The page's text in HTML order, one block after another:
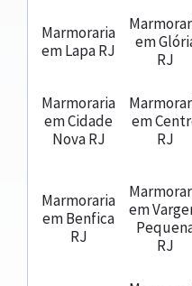
Marmoraria
em Lapa RJ
em
RJ
Marmoraria
em Cidade
Nova RJ
em
RJ
Marmoraria
em Benfica
RJ
em
RJ